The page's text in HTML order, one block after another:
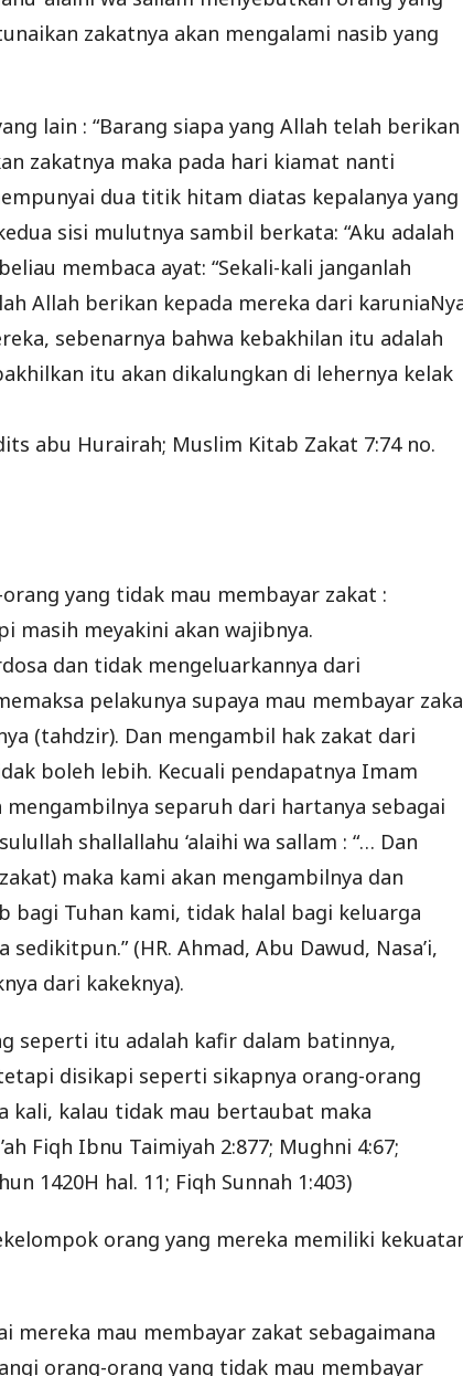
zakatnya akan mengalami nasib yang
lain : “Barang siapa yang Allah telah berikan
zakatnya maka pada hari kiamat nanti
dua titik hitam diatas kepalanya yang
sisi mulutnya sambil berkata: “Aku adalah
membaca ayat: “Sekali-kali janganlah
Allah berikan kepada mereka dari
sebenarnya bahwa kebakhilan itu adalah
itu akan dikalungkan di lehernya kelak
abu Hurairah; Muslim Kitab Zakat 7:74 no.
yang tidak mau membayar zakat :
masih meyakini akan wajibnya.
dan tidak mengeluarkannya dari
pelakunya supaya mau membayar
(tahdzir). Dan mengambil hak zakat dari
boleh lebih. Kecuali pendapatnya Imam
separuh dari hartanya sebagai
shallallahu ‘alaihi wa sallam : “… Dan
maka kami akan mengambilnya dan
bagi Tuhan kami, tidak halal bagi keluarga
(HR. Ahmad, Abu Dawud, Nasa’i,
dari kakeknya).
seperti itu adalah kafir dalam batinnya,
disikapi seperti sikapnya orang-orang
kalau tidak mau bertaubat maka
Fiqh Ibnu Taimiyah 2:877; Mughni 4:67;
1420H hal. 11; Fiqh Sunnah 1:403)
orang yang mereka memiliki
mereka mau membayar zakat sebagaimana
orang-orang yang tidak mau membayar